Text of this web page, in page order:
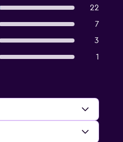
22
7
3
1